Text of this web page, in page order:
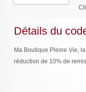
Détails du
Ma Boutique Pleine Vie,
réduction de 10% de